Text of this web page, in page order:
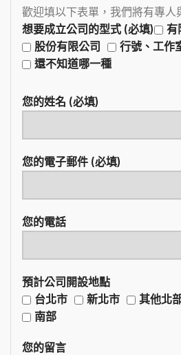
歡迎填以下表單，我們將有專人
想要成立公司的型式 (必填)
有
股份有限公司
行號、工作
還不知道哪一種
您的姓名 (必填)
您的電子郵件 (必填)
您的電話
預計公司開設地點
台北市
新北市 其他北
南部
您的留言